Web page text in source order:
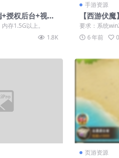
+授权后台+视频
存1.5G以上。
1.8K
手游资源
【西游伏
频教程
要求：系统
6 年前
0
页游资源